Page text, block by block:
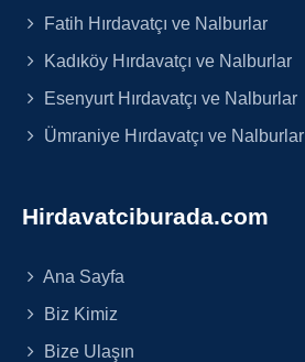
Fatih Hırdavatçı ve Nalburlar
Kadıköy Hırdavatçı ve Nalburlar
Esenyurt Hırdavatçı ve Nalburlar
Ümraniye Hırdavatçı ve Nalburlar
Hirdavatciburada.com
Ana Sayfa
Biz Kimiz
Bize Ulaşın